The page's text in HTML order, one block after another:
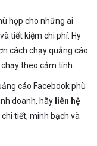
hợp cho những ai
tiết kiệm chi phí. Hy
cách chạy quảng cáo
theo cảm tính.
cáo Facebook phù
doanh, hãy liên hệ
tiết, minh bạch và